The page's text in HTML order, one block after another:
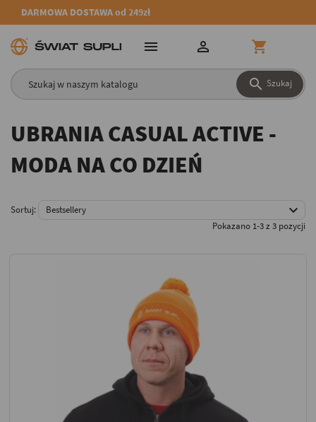
DARMOWA DOSTAWA od 249zł
 Szukaj
  
UBRANIA CASUAL ACTIVE -
MODA NA CO DZIEŃ
Sortuj: Bestsellery 
Pokazano 1-3 z 3 pozycji